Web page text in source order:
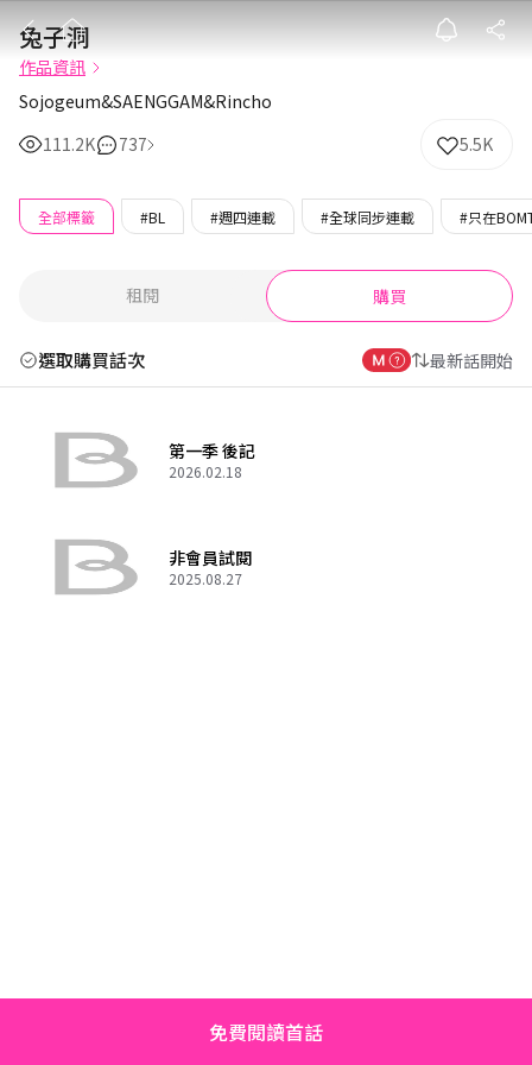
兔子洞
兔子洞
作品資訊
Sojogeum&SAENGGAM&Rincho
111.2K
737 5.5K
全部標籤 #BL #週四連載 #全球同步連載 #只在
租閱 購買
選取購買話次 最新話開始
第一季 後記
2026.02.18
非會員試閱
2025.08.27
免費閱讀首話